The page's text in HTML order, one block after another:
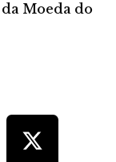
Moeda do